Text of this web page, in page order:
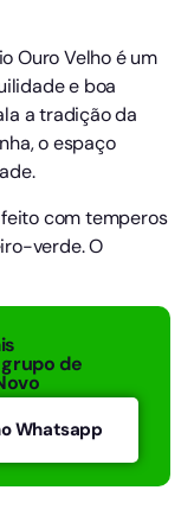
Ouro Velho é um
e boa
a tradição da
o espaço
com temperos
verde. O
de
Whatsapp